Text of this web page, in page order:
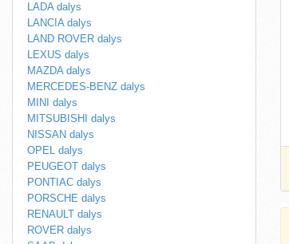
LADA dalys
LANCIA dalys
LAND ROVER dalys
LEXUS dalys
MAZDA dalys
MERCEDES-BENZ dalys
MINI dalys
MITSUBISHI dalys
NISSAN dalys
OPEL dalys
PEUGEOT dalys
PONTIAC dalys
PORSCHE dalys
RENAULT dalys
ROVER dalys